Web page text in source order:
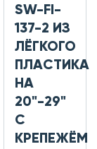
SW-FI-
137-2 ИЗ
ЛЁГКОГО
ПЛАСТИКА
НА
20"-29"
С
КРЕПЕЖЁМ